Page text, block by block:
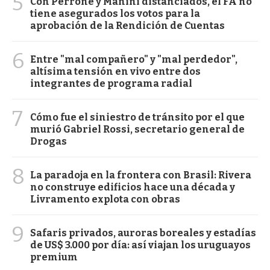
tiene asegurados los votos para la
aprobación de la Rendición de Cuentas
6
Entre "mal compañero" y "mal perdedor",
altísima tensión en vivo entre dos
integrantes de programa radial
7
Cómo fue el siniestro de tránsito por el que
murió Gabriel Rossi, secretario general de
Drogas
8
La paradoja en la frontera con Brasil: Rivera
no construye edificios hace una década y
Livramento explota con obras
9
Safaris privados, auroras boreales y estadías
de US$ 3.000 por día: así viajan los uruguayos
premium